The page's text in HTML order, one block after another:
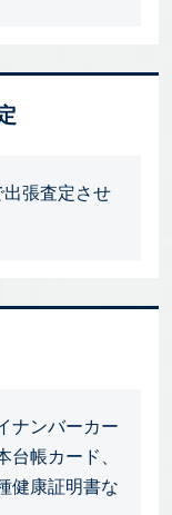
張査定させ
ナンバーカー
台帳カード、
健康証明書な